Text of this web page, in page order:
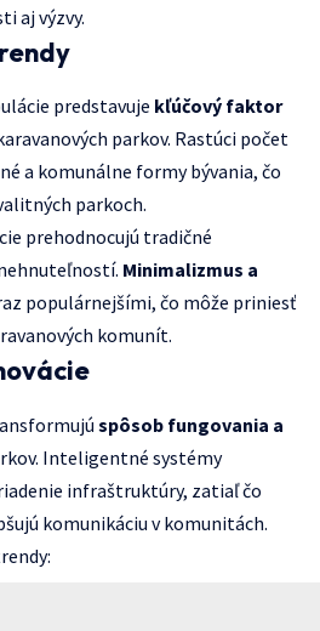
aj výzvy.
predstavuje kľúčový faktor
parkov. Rastúci počet
a komunálne formy bývania, čo
parkoch.
prehodnocujú tradičné
Minimalizmus a
populárnejšími, čo môže priniesť
komunít.
spôsob fungovania a
Inteligentné systémy
infraštruktúry, zatiaľ čo
komunikáciu v komunitách.